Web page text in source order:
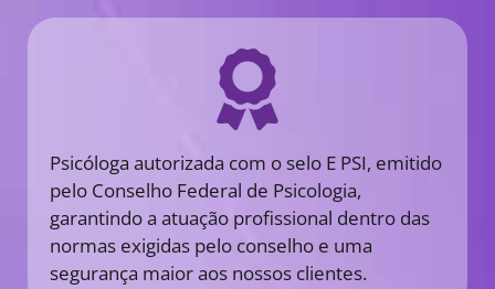
Psicóloga autorizada com o selo E PSI, emitido
pelo Conselho Federal de Psicologia,
garantindo a atuação profissional dentro das
normas exigidas pelo conselho e uma
segurança maior aos nossos clientes.